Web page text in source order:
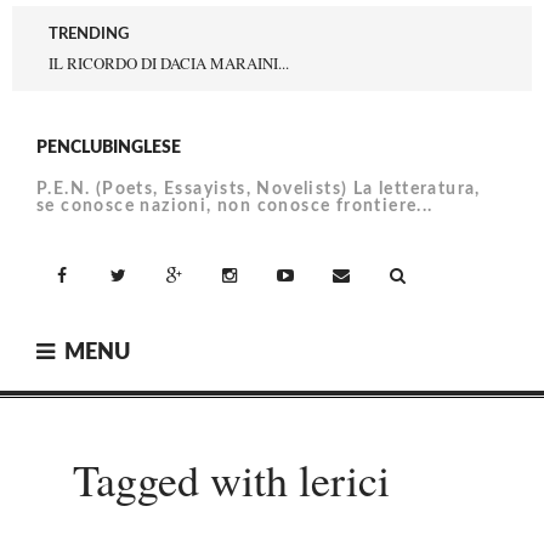
content
TRENDING
IL RICORDO DI DACIA MARAINI...
PENCLUBINGLESE
P.E.N. (Poets, Essayists, Novelists) La letteratura,
se conosce nazioni, non conosce frontiere...
Twitter Google+ Email
MENU
Tagged with lerici